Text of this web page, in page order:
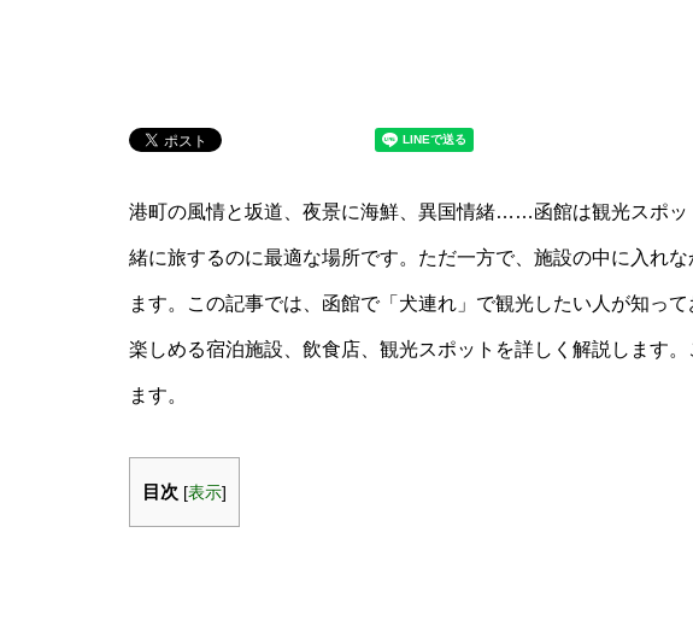
港町の風情と坂道、夜景に海鮮、異国情緒……函館は観光スポッ
緒に旅するのに最適な場所です。ただ一方で、施設の中に入れ
ます。この記事では、函館で「犬連れ」で観光したい人が知っ
楽しめる宿泊施設、飲食店、観光スポットを詳しく解説します
ます。
目次 [表示]